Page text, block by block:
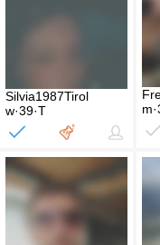
Silvia1987Tirol
w·39·T